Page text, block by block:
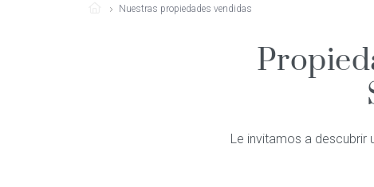
Nuestras propiedades vendidas
Le invitamos a descubrir